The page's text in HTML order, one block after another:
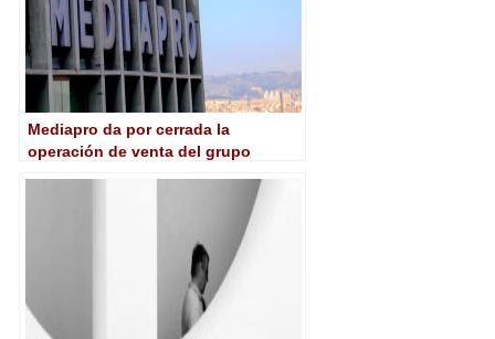
Mediapro da por cerrada la
operación de venta del grupo